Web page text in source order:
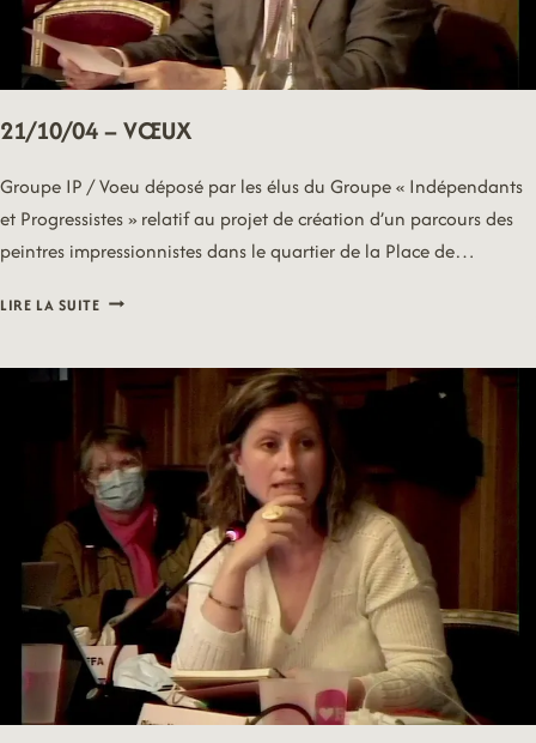
21/10/04 – VŒUX
Groupe IP / Voeu déposé par les élus du Groupe « Indépendants
et Progressistes » relatif au projet de création d’un parcours des
peintres impressionnistes dans le quartier de la Place de…
LIRE LA SUITE21/10/04